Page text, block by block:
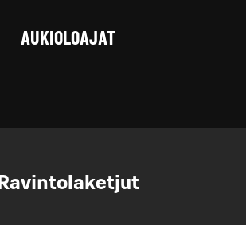
AUKIOLOAJAT
Ravintolaketjut